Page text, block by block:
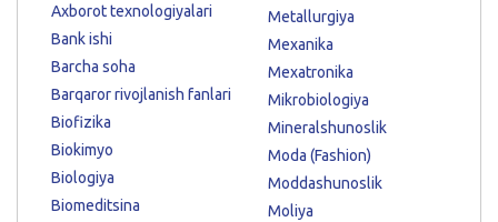
Axborot texnologiyalari
Bank ishi
Barcha soha
Barqaror rivojlanish fanlari
Biofizika
Biokimyo
Biologiya
Biomeditsina
Metallurgiya
Mexanika
Mexatronika
Mikrobiologiya
Mineralshunoslik
Moda (Fashion)
Moddashunoslik
Moliya